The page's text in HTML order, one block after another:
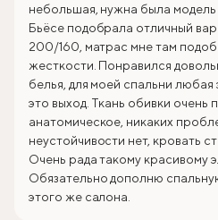
небольшая, нужна была
Бьёсе подобрала отличный
200/160, матрас мне там
жесткости. Понравился
белья, для моей спальни
это выход. Ткань обивки очень
анатомическое, никаких
неустойчивости нет, кровать
Очень рада такому красивому
Обязательно дополню
этого же салона.